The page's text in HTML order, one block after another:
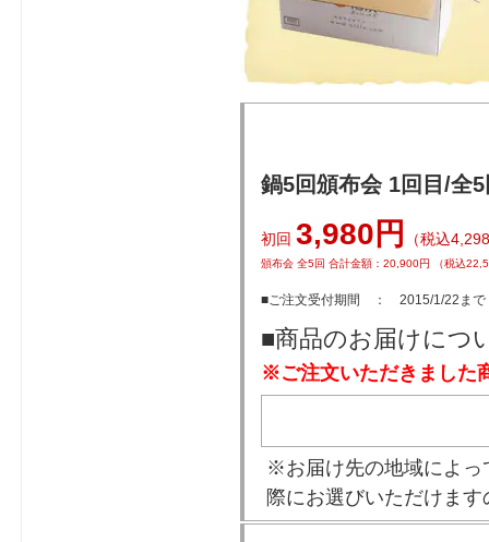
鍋5回頒布会 1回目/全
初回 3,980円 （税込
頒布会 全5回 合計金額：20,900円 （税込
■ご注文受付期間 ： 2015/1/22まで
■商品のお届けにつ
※ご注文いただきました
※お届け先の地域によっ
際にお選びいただけま